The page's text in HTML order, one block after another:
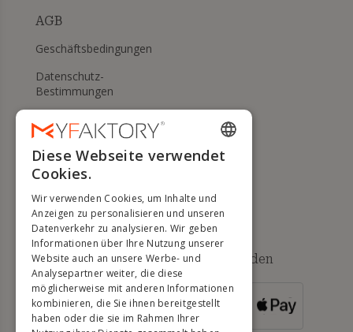
AGB
Geschäftsbedingungen
Datenschutz-
Bestimmungen
Meine Cookies verwalten
RÜCKGABERECHT
Verfügbare Zahlungsmethoden
FÜR
BESTELLUNGEN
ÜBER 500 €
ENGLISH
DUTCH
GERMAN
PORTUGUESE
SPANISH
Diese Webseite verwendet
Cookies.
Wir verwenden Cookies, um Inhalte und
Anzeigen zu personalisieren und unseren
Datenverkehr zu analysieren. Wir geben
Informationen über Ihre Nutzung unserer
Website auch an unsere Werbe- und
Analysepartner weiter, die diese
möglicherweise mit anderen Informationen
kombinieren, die Sie ihnen bereitgestellt
haben oder die sie im Rahmen Ihrer